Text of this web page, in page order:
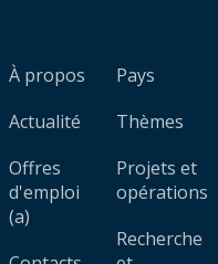
À propos
Actualité
Offres
d'emploi
(a)
Pays
Thèmes
Projets et
opérations
Recherche